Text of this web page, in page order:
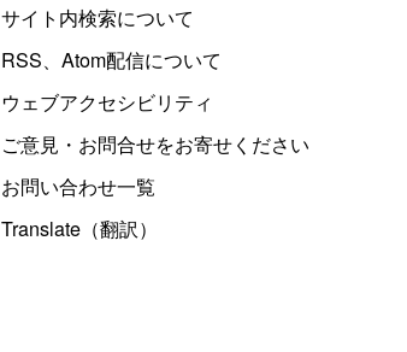
サイト内検索について
RSS、Atom配信について
ウェブアクセシビリティ
ご意見・お問合せをお寄せください
お問い合わせ一覧
Translate（翻訳）